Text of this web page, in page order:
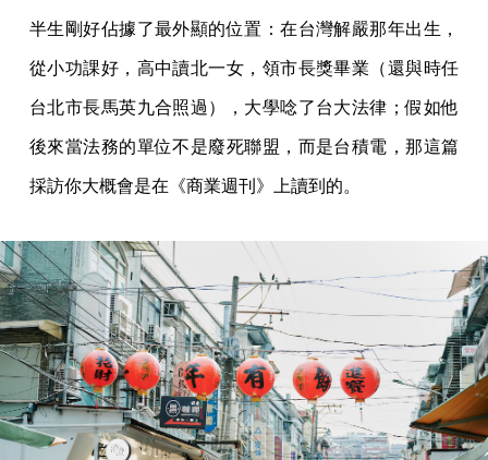
半生剛好佔據了最外顯的位置：在台灣解嚴那年出生，
從小功課好，高中讀北一女，領市長獎畢業（還與時任
台北市長馬英九合照過），大學唸了台大法律；假如他
後來當法務的單位不是廢死聯盟，而是台積電，那這篇
採訪你大概會是在《商業週刊》上讀到的。